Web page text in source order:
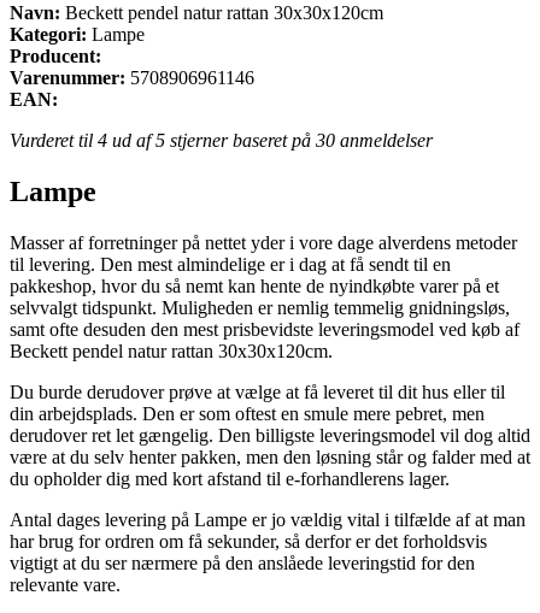
Navn: Beckett pendel natur rattan 30x30x120cm
Kategori: Lampe
Producent:
Varenummer: 5708906961146
EAN:
Vurderet til 4 ud af 5 stjerner baseret på 30 anmeldelser
Lampe
Masser af forretninger på nettet yder i vore dage alverdens metoder
til levering. Den mest almindelige er i dag at få sendt til en
pakkeshop, hvor du så nemt kan hente de nyindkøbte varer på et
selvvalgt tidspunkt. Muligheden er nemlig temmelig gnidningsløs,
samt ofte desuden den mest prisbevidste leveringsmodel ved køb af
Beckett pendel natur rattan 30x30x120cm.
Du burde derudover prøve at vælge at få leveret til dit hus eller til
din arbejdsplads. Den er som oftest en smule mere pebret, men
derudover ret let gængelig. Den billigste leveringsmodel vil dog altid
være at du selv henter pakken, men den løsning står og falder med at
du opholder dig med kort afstand til e-forhandlerens lager.
Antal dages levering på Lampe er jo vældig vital i tilfælde af at man
har brug for ordren om få sekunder, så derfor er det forholdsvis
vigtigt at du ser nærmere på den anslåede leveringstid for den
relevante vare.